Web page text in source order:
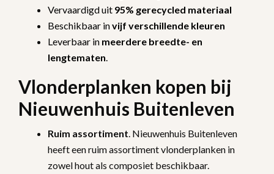
Vervaardigd uit 95% gerecycled materiaal
Beschikbaar invijf verschillende kleuren
Leverbaar in meerdere breedte- en
lengtematen
Vlonderplanken kopen bij
Nieuwenhuis Buitenleven
Ruim assortiment . Nieuwenhuis Buitenleven
heeft een ruim assortiment vlonderplanken in
zowel hout als composiet beschikbaar.